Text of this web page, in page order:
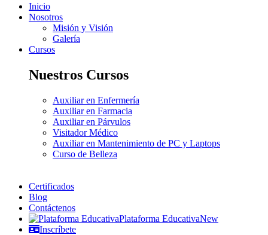
Inicio
Nosotros
Misión y Visión
Galería
Cursos
Nuestros Cursos
Auxiliar en Enfermería
Auxiliar en Farmacia
Auxiliar en Párvulos
Visitador Médico
Auxiliar en Mantenimiento de PC y Laptops
Curso de Belleza
Certificados
Blog
Contáctenos
Plataforma EducativaNew
Inscríbete